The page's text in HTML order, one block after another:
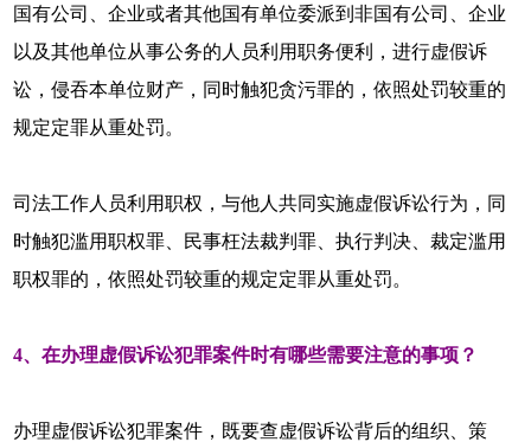
国有公司、企业或者其他国有单位委派到非国有公司、企业
以及其他单位从事公务的人员利用职务便利，进行虚假诉
讼，侵吞本单位财产，同时触犯贪污罪的，依照处罚较重的
规定定罪从重处罚。
司法工作人员利用职权，与他人共同实施虚假诉讼行为，同
时触犯滥用职权罪、民事枉法裁判罪、执行判决、裁定滥用
职权罪的，依照处罚较重的规定定罪从重处罚。
4、在办理虚假诉讼犯罪案件时有哪些需要注意的事项？
办理虚假诉讼犯罪案件，既要查虚假诉讼背后的组织、策